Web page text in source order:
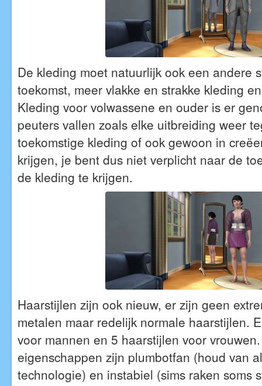
De kleding moet natuurlijk ook een andere
toekomst, meer vlakke en strakke kleding
Kleding voor volwassene en ouder is er
peuters vallen zoals elke uitbreiding weer
toekomstige kleding of ook gewoon in
krijgen, je bent dus niet verplicht naar de
de kleding te krijgen.
Haarstijlen zijn ook nieuw, er zijn geen
metalen maar redelijk normale haarstijlen.
voor mannen en 5 haarstijlen voor
eigenschappen zijn plumbotfan (houd van
technologie) en instabiel (sims raken soms